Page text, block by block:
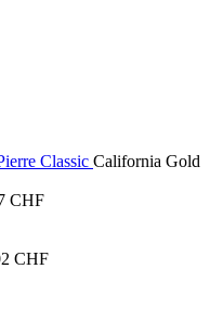
Classic California Gold
CHFPlage
56,06 CHF
CHFPlage